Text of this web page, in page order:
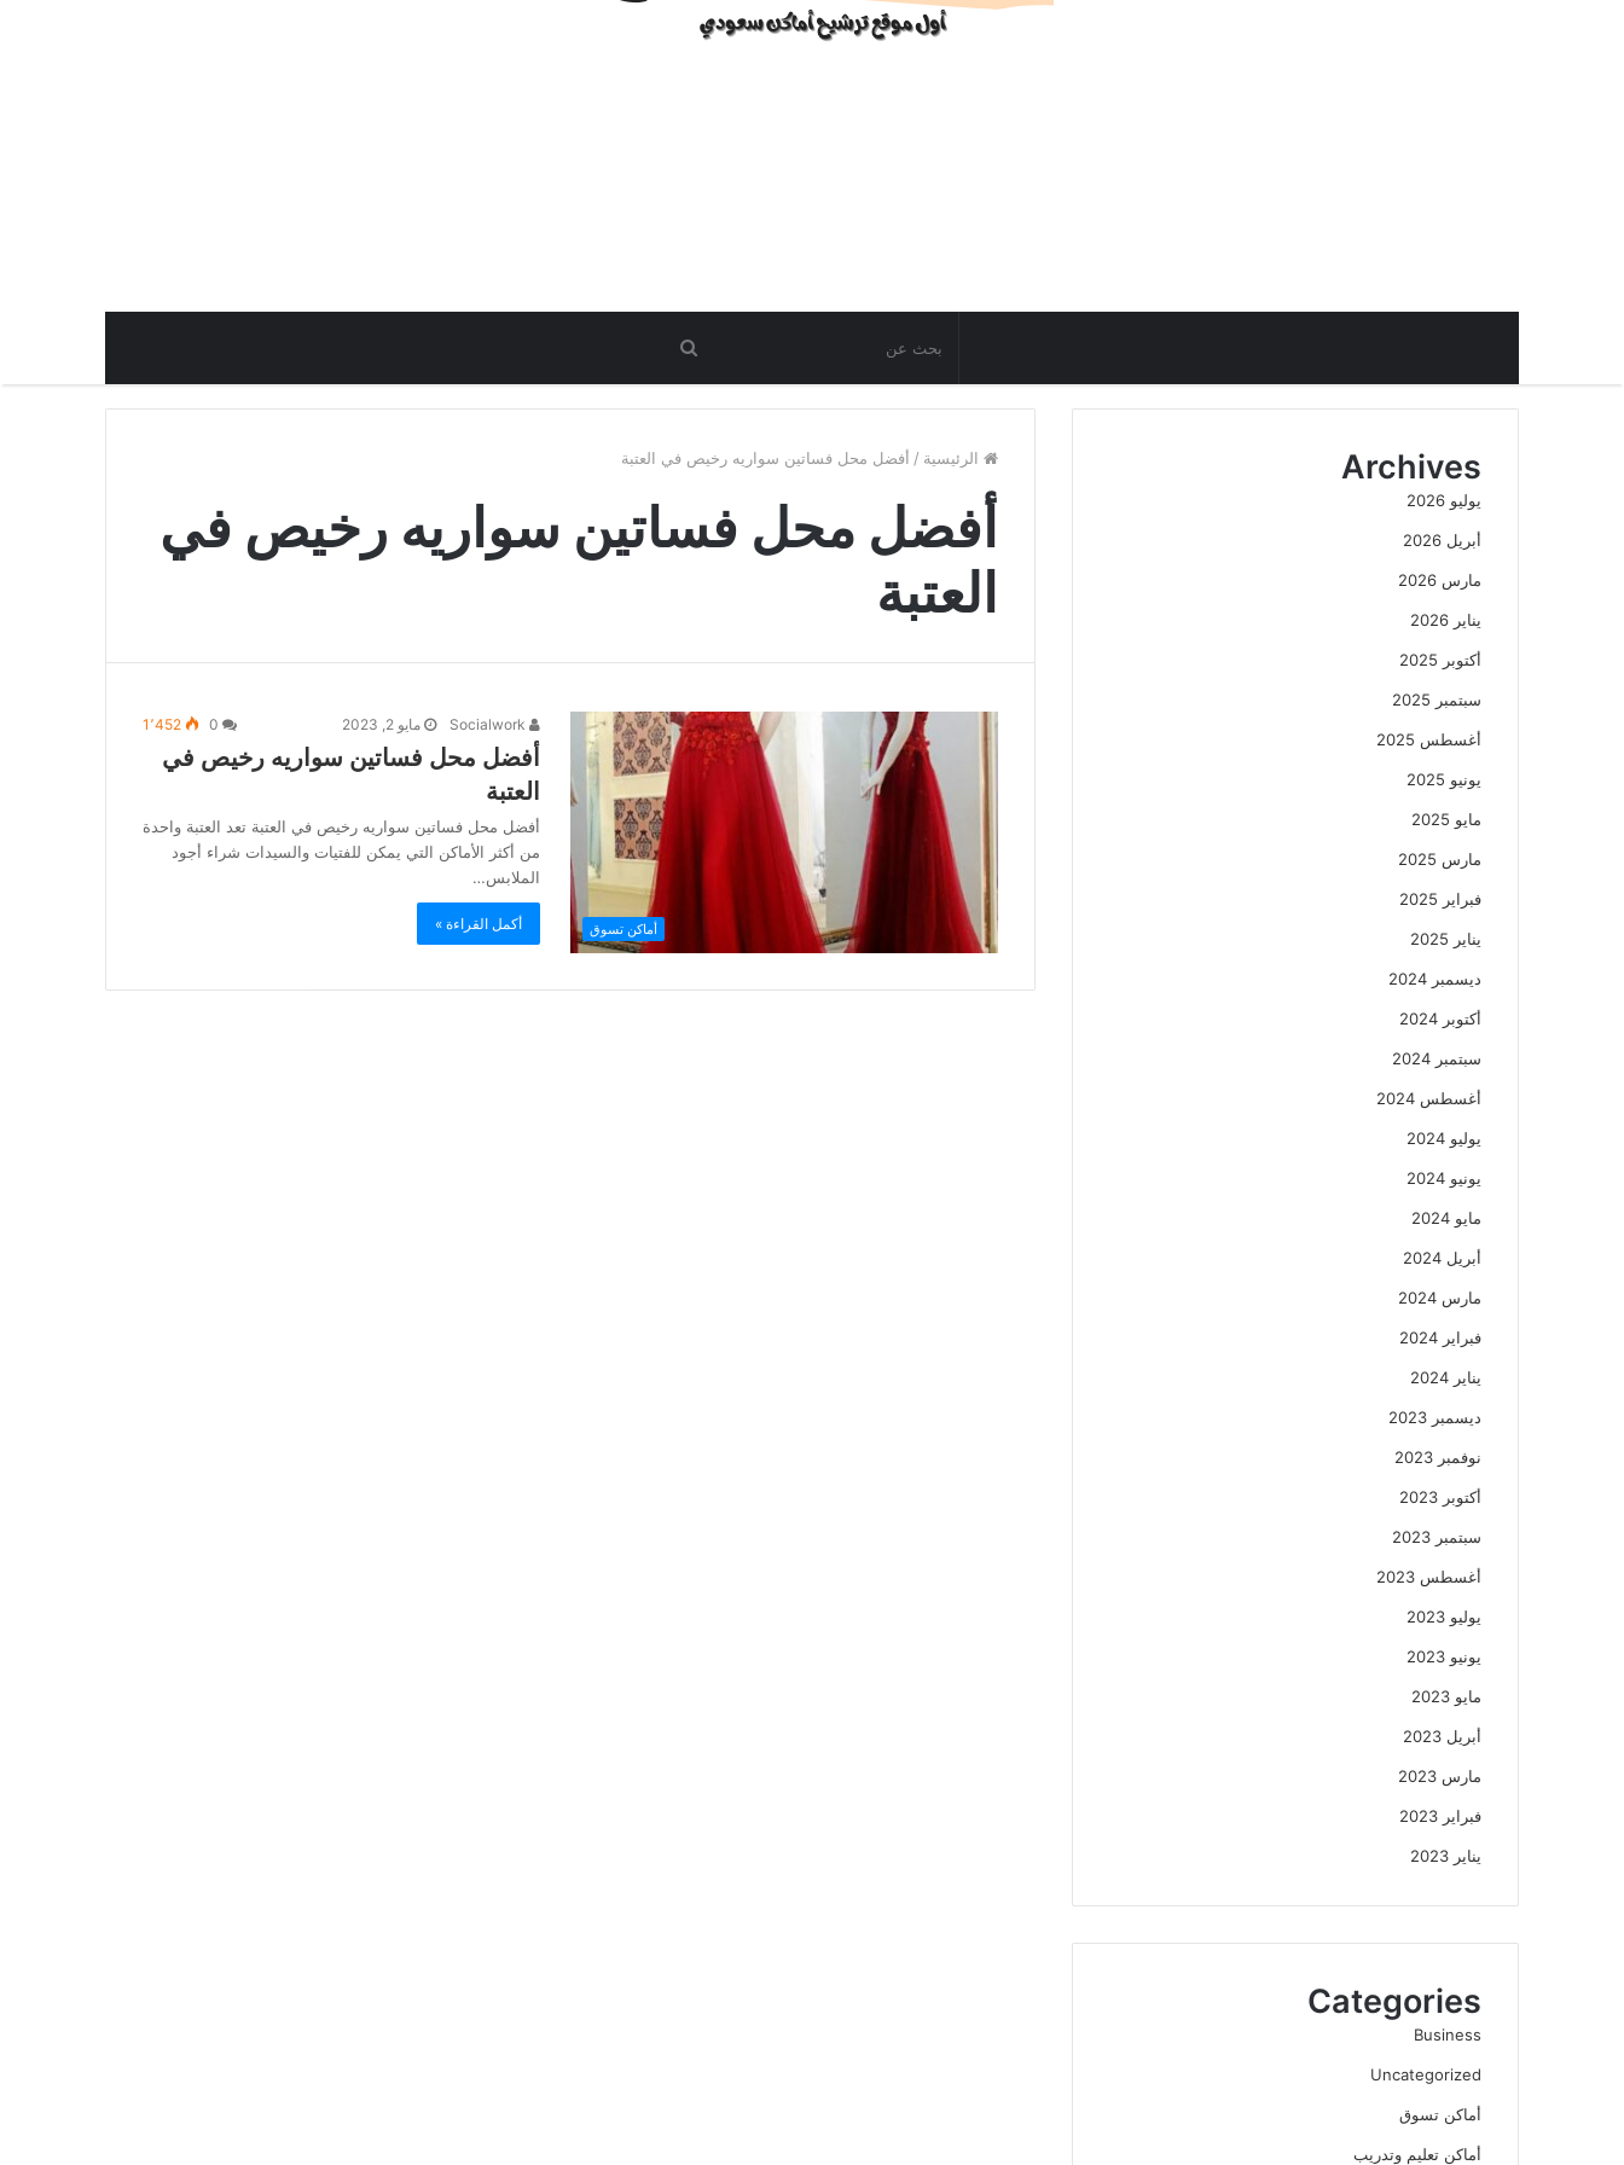
الرئيسية / أفضل محل فساتين سواريه رخيص في العتبة
أفضل محل فساتين سواريه رخيص في
العتبة
أماكن تسوق
مايو 2, 2023 1٬452
أفضل محل فساتين سواريه رخيص في
العتبة
أفضل محل فساتين سواريه رخيص في العتبة تعد العتبة واحدة
من أكثر الأماكن التي يمكن للفتيات والسيدات شراء أجود
الملابس…
أكمل القراءة »
Archives
يوليو 2026
أبريل 2026
مارس 2026
يناير 2026
أكتوبر 2025
سبتمبر 2025
أغسطس 2025
يونيو 2025
مايو 2025
مارس 2025
فبراير 2025
يناير 2025
ديسمبر 2024
أكتوبر 2024
سبتمبر 2024
أغسطس 2024
يوليو 2024
يونيو 2024
مايو 2024
أبريل 2024
مارس 2024
فبراير 2024
يناير 2024
ديسمبر 2023
نوفمبر 2023
أكتوبر 2023
سبتمبر 2023
أغسطس 2023
يوليو 2023
يونيو 2023
مايو 2023
أبريل 2023
مارس 2023
فبراير 2023
يناير 2023
Categories
Business
Uncategorized
أماكن تسوق
أماكن تعليم وتدريب